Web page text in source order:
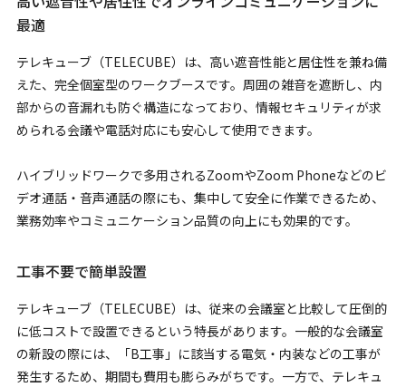
最適
テレキューブ（TELECUBE）は、高い遮音性能と居住性を兼ね備
えた、完全個室型のワークブースです。周囲の雑音を遮断し、内
部からの音漏れも防ぐ構造になっており、情報セキュリティが求
められる会議や電話対応にも安心して使用できます。
ハイブリッドワークで多用されるZoomやZoom Phoneなどのビ
デオ通話・音声通話の際にも、集中して安全に作業できるため、
業務効率やコミュニケーション品質の向上にも効果的です。
工事不要で簡単設置
テレキューブ（TELECUBE）は、従来の会議室と比較して圧倒的
に低コストで設置できるという特長があります。一般的な会議室
の新設の際には、「B工事」に該当する電気・内装などの工事が
発生するため、期間も費用も膨らみがちです。一方で、テレキュ